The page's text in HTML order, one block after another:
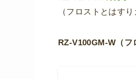
（フロストとはす
RZ-V100GM-W（フ